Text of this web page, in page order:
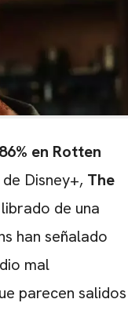
86% en Rotten
Disney+, The
de una
han señalado
mal
parecen salidos